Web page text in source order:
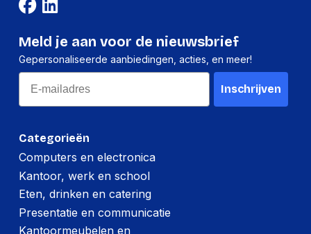
Breedte:
Hoogte:
10 millimeter
Lengte:
170 millimeter
Gewicht:
Categorieën
Computers en electronica
Kantoor, werk en school
Eten, drinken en catering
Presentatie en communicatie
Kantoormeubelen en
Meld je aan voor de nieuwsbrief
Gepersonaliseerde aanbiedingen, acties, en meer!
Email
Inschrijven